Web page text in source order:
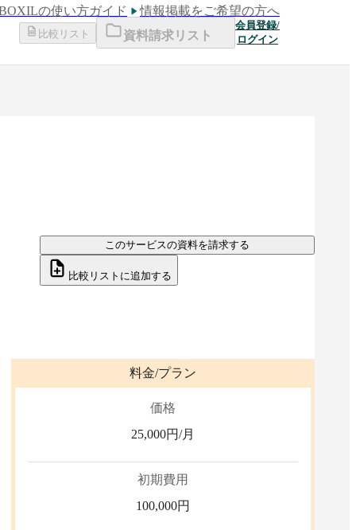
の使い方ガイド 情報掲載をご希望の方へ
比較リスト 資料請求リスト
会員登録/
ログイン
このサービスの資料を請求する
比較リストに追加する
料金/プラン
価格
25,000円/月
初期費用
100,000円